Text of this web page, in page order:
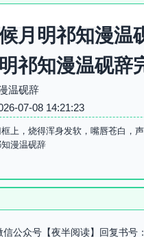
月明祁知漫温
祁知漫温砚辞
温砚辞
07-08 14:21:23
上，烧得浑身发软，嘴唇苍白，
漫温砚辞
公众号【夜半阅读】回复书